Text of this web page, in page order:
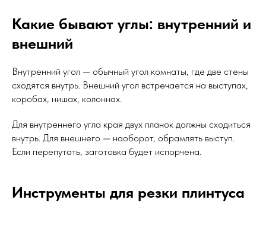
Какие бывают углы: внутренний и
внешний
Внутренний угол — обычный угол комнаты, где две стены
сходятся внутрь. Внешний угол встречается на выступах,
коробах, нишах, колоннах.
Для внутреннего угла края двух планок должны сходиться
внутрь. Для внешнего — наоборот, обрамлять выступ.
Если перепутать, заготовка будет испорчена.
Инструменты для резки плинтуса